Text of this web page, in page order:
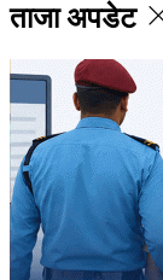
ताजा अपडेट